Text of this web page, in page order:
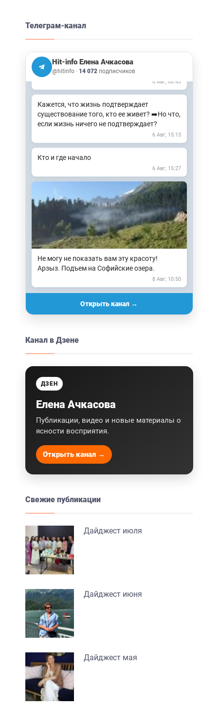
Телеграм-канал
Hit-info Елена Ачкасова
@hitinfo · 14 072подписчиков
Встречи в офлайн это 🔥🔥🔥 Неописуемый
восторг! ➡️Подробнее о ретрите здесь
Откликается, пишите Наталье
@natasha_zabota
6 Авг, 08:43
Кажется, что жизнь подтверждает
существование того, кто ее живет? ➡️Но что,
если жизнь ничего не подтверждает?
6 Авг, 15:13
Кто и где начало
6 Авг, 15:27
Не могу не показать вам эту красоту!
Арзыз. Подъем на Софийские озера.
8 Авг, 10:50
Открыть канал →
Канал в Дзене
ДЗЕН
Елена Ачкасова
Публикации, видео и новые материалы о
ясности восприятия.
Открыть канал →
Свежие публикации
Дайджест июля
Дайджест июня
Дайджест мая